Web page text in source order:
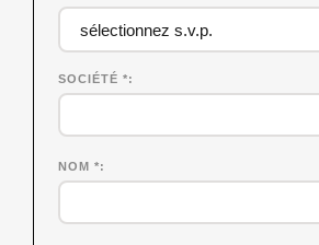
SOCIÉTÉ *
NOM *